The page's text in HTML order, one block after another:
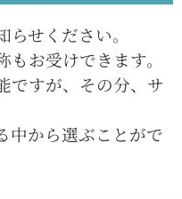
せください。
お受けできます。
ですが、その分、サ
中から選ぶことがで